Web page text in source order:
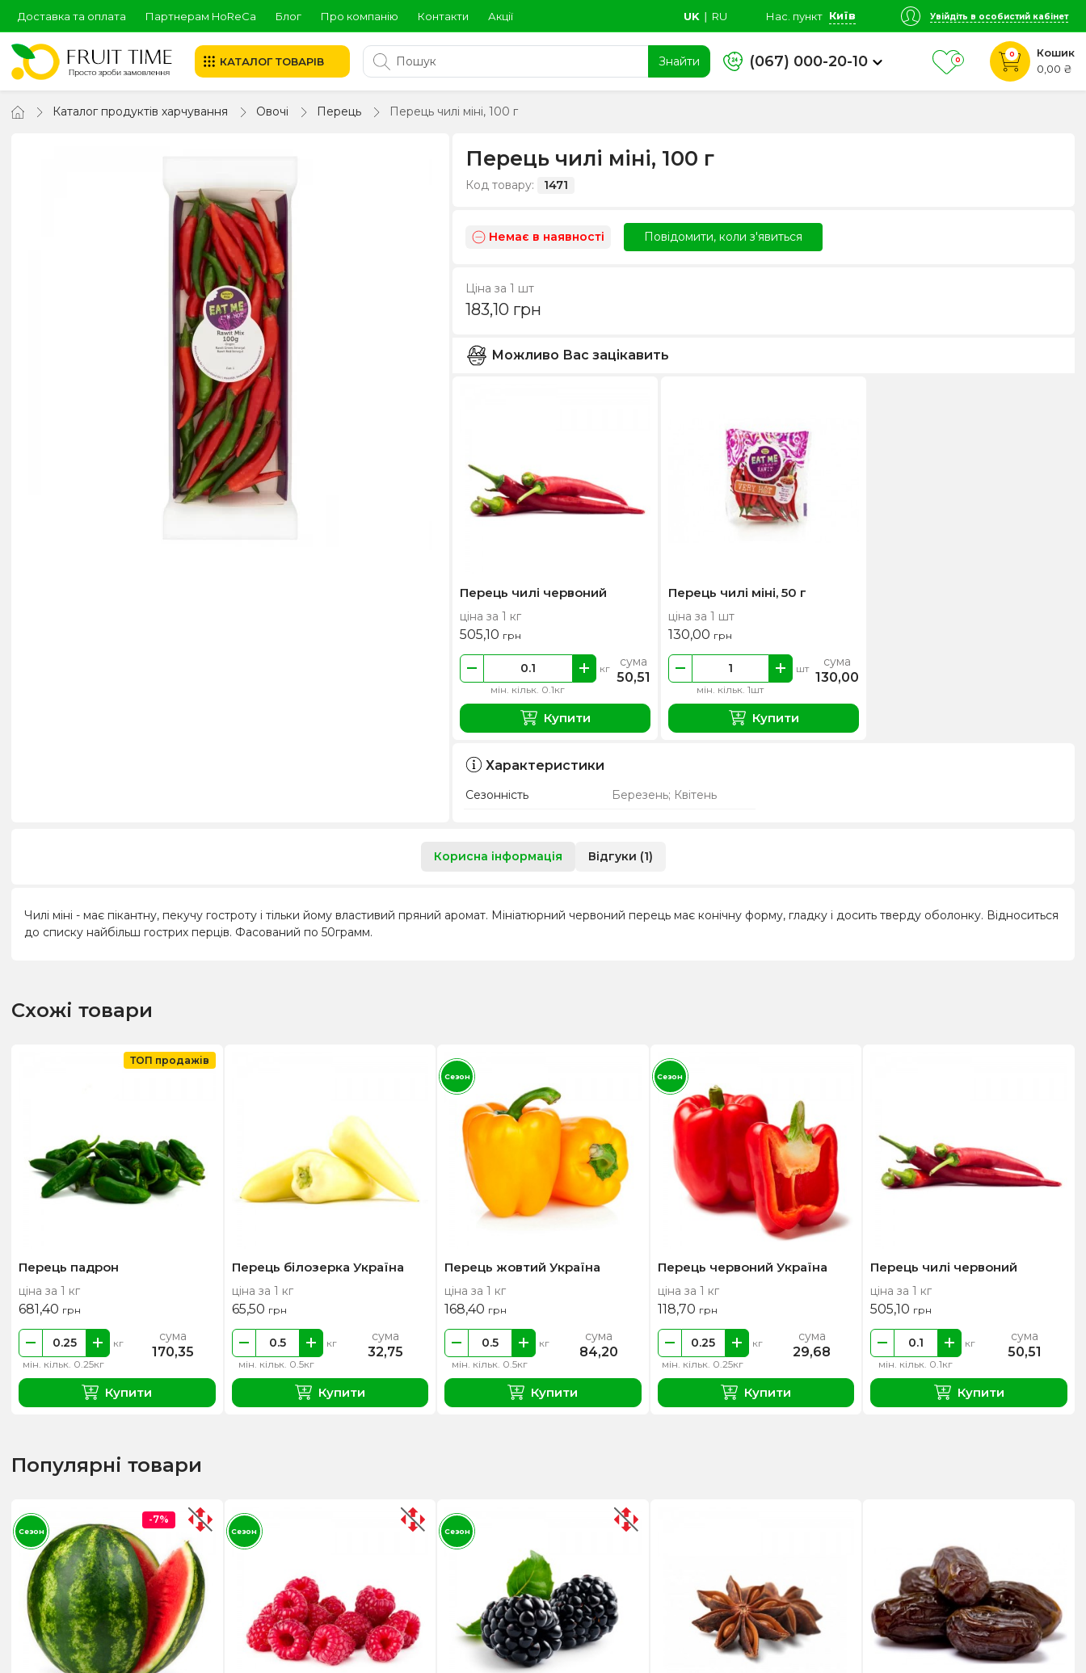
Доставка та оплата Партнерам HoReCa Блог Про компанію Контакти Акції UK ∣ RU Нас. пункт Київ Увійдіть в особистий кабінет
КАТАЛОГ ТОВАРІВ Знайти (067) 000-20-10 0
0
Кошик
0,00 ₴
Каталог продуктів харчування Овочі Перець Перець чилі міні, 100 г
Перець чилі міні, 100 г
Код товару: 1471
Немає в наявності Повідомити, коли з'явиться
Ціна за 1 шт
183,10 грн
Можливо Вас зацікавить
Перець чилі червоний
ціна за 1 кг
505,10 грн
мін. кільк. 0.1кг
кг сума
50,51
Купити
Перець чилі міні, 50 г
ціна за 1 шт
130,00 грн
мін. кільк. 1шт
шт сума
130,00
Купити
Характеристики
Сезонність Березень; Квітень
Корисна інформація Відгуки (1)
Чилі міні - має пікантну, пекучу гостроту і тільки йому властивий пряний аромат. Мініатюрний червоний перець має конічну форму, гладку і досить тверду оболонку. Відноситься
до списку найбільш гострих перців. Фасований по 50грамм.
Схожі товари
Перець падрон
ціна за 1 кг
681,40 грн
мін. кільк. 0.25кг
кг сума
170,35
Купити
ТОП продажів
Перець білозерка Україна
ціна за 1 кг
65,50 грн
мін. кільк. 0.5кг
кг сума
32,75
Купити
Перець жовтий Україна
ціна за 1 кг
168,40 грн
мін. кільк. 0.5кг
кг сума
84,20
Купити
Сезон
Перець червоний Україна
ціна за 1 кг
118,70 грн
мін. кільк. 0.25кг
кг сума
29,68
Купити
Сезон
Перець чилі червоний
ціна за 1 кг
505,10 грн
мін. кільк. 0.1кг
кг сума
50,51
Купити
Популярні товари
-7%
Сезон Сезон Сезон